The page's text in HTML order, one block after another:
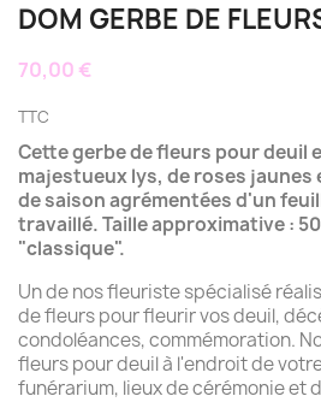
DOM GERBE DE
70,00 €
TTC
Cette gerbe de fleurs pour deuil
majestueux lys, de roses
de saison agrémentées d'un
travaillé. Taille approximative :
"classique".
Un de nos fleuriste spécialisé
de fleurs pour fleurir vos deuil,
condoléances, commémoration.
fleurs pour deuil à l'endroit de
funérarium, lieux de cérémonie et